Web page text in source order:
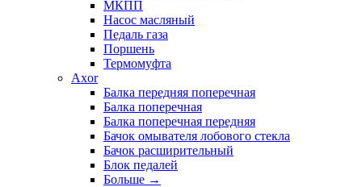
МКПП
Насос масляный
Педаль газа
Поршень
Термомуфта
Axor
Балка передняя поперечная
Балка поперечная
Балка поперечная передняя
Бачок омывателя лобового стекла
Бачок расширительный
Блок педалей
Больше →